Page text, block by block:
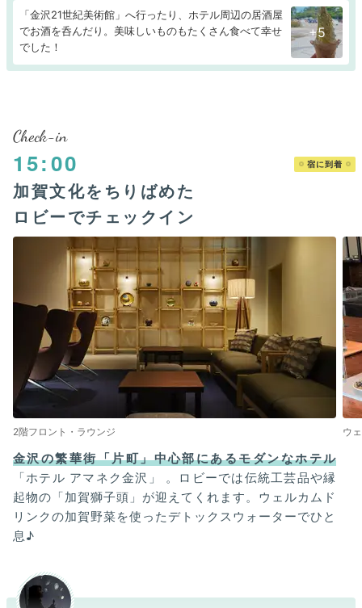
「金沢21世紀美術館」へ行ったり、ホテル周辺の居酒屋
でお酒を呑んだり。美味しいものもたくさん食べて幸せ
でした！
+5
Check-in
15:00 宿に到着
加賀文化をちりばめた
ロビーでチェックイン
2階フロント・ラウンジ ウ
金沢の繁華街「片町」中心部にあるモダンなホテル
「ホテル アマネク金沢」 。ロビーでは伝統工芸品や縁
起物の「加賀獅子頭」が迎えてくれます。ウェルカムド
リンクの加賀野菜を使ったデトックスウォーターでひと
息♪